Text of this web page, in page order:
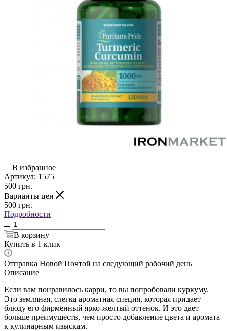
В избранное
Артикул: 1575
500 грн.
Варианты цен
500 грн.
Подробности
В корзину
Купить в 1 клик
Отправка Новой Почтой на следующий рабочий день
Описание
Если вам понравилось карри, то вы попробовали куркуму.
Это земляная, слегка ароматная специя, которая придает
блюду его фирменный ярко-желтый оттенок. И это дает
больше преимуществ, чем просто добавление цвета и аромата
к кулинарным изыскам.